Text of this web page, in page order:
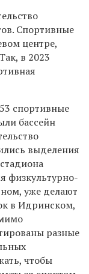
Спортивные
центре,
в 2023
спортивные
бассейн
выделения
физкультурно-
уже делают
в Идринском,
разные
чтобы